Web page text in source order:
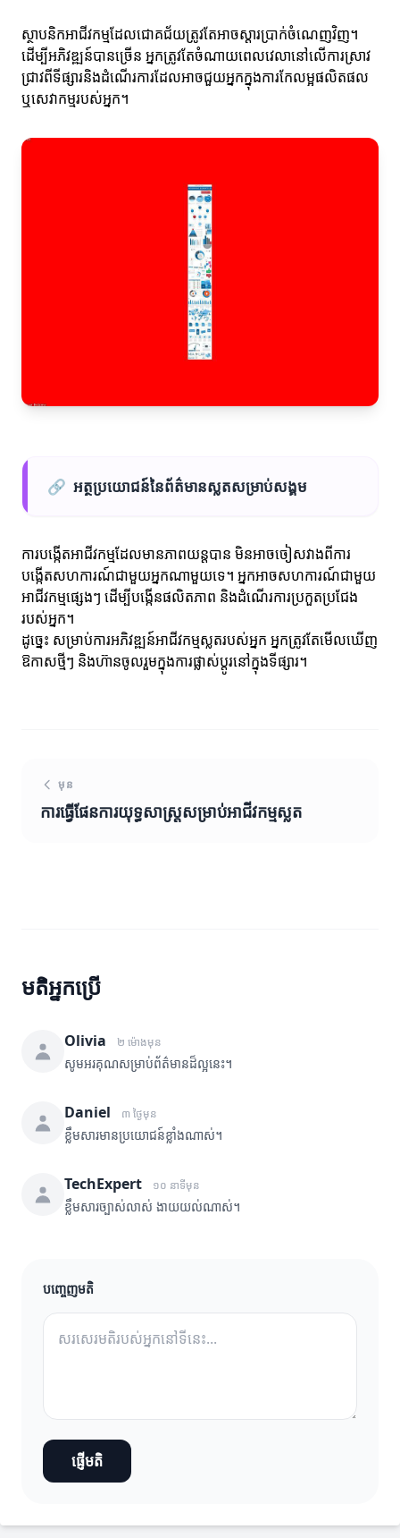
ស្ថាបនិកអាជីវកម្មដែលជោគជ័យត្រូវតែអាចស្ដារប្រាក់ចំណេញវិញ។
ដើម្បីអភិវឌ្ឍន៍បានច្រើន អ្នកត្រូវតែចំណាយពេលវេលានៅលើការស្រាវ
ជ្រាវពីទីផ្សារនិងដំណើរការដែលអាចជួយអ្នកក្នុងការកែលម្អផលិតផល
ឬសេវាកម្មរបស់អ្នក។
🔗 អត្ថប្រយោជន៍នៃព័ត៌មានស្លតសម្រាប់សង្គម
ការបង្កើតអាជីវកម្មដែលមានភាពយន្តបាន មិនអាចចៀសវាងពីការ
បង្កើតសហការណ៍ជាមួយអ្នកណាមួយទេ។ អ្នកអាចសហការណ៍ជាមួយ
អាជីវកម្មផ្សេងៗ ដើម្បីបង្កើនផលិតភាព និងដំណើរការប្រកួតប្រជែង
របស់អ្នក។
ដូច្នេះ សម្រាប់ការអភិវឌ្ឍន៍អាជីវកម្មស្លតរបស់អ្នក អ្នកត្រូវតែមើលឃើញ
ឱកាសថ្មីៗ និងហ៊ានចូលរួមក្នុងការផ្លាស់ប្តូរនៅក្នុងទីផ្សារ។
មុន
ការធ្វើផែនការយុទ្ធសាស្ត្រសម្រាប់អាជីវកម្មស្លត
មតិអ្នកប្រើ
Olivia ២ ម៉ោងមុន
សូមអរគុណសម្រាប់ព័ត៌មានដ៏ល្អនេះ។
Daniel ៣ ថ្ងៃមុន
ខ្លឹមសារមានប្រយោជន៍ខ្លាំងណាស់។
TechExpert ១០ នាទីមុន
ខ្លឹមសារច្បាស់លាស់ ងាយយល់ណាស់។
បញ្ចេញមតិ
ផ្ញើមតិ